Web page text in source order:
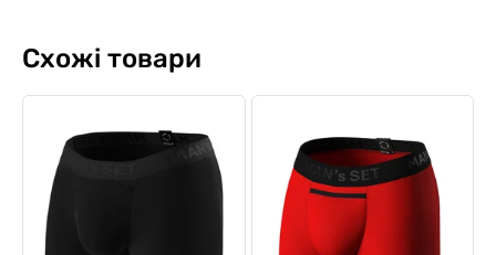
Схожі товари